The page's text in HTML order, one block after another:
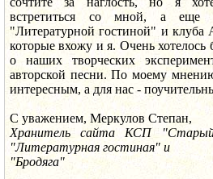
встретиться со мной, а еще
"Литературной гостиной" и
которые вхожу и я. Очень
о наших творческих
авторской песни. По моему
интересным, а для нас -
С уважением, Меркулов Степан,
Хранитель сайта КСП "Старый
"Литературная гостиная" и
"Бродяга"